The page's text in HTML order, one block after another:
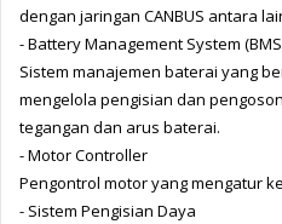
dengan jaringan CANBUS antara
- Battery Management System
Sistem manajemen baterai yang
mengelola pengisian dan
tegangan dan arus baterai.
- Motor Controller
Pengontrol motor yang mengatur
- Sistem Pengisian Daya